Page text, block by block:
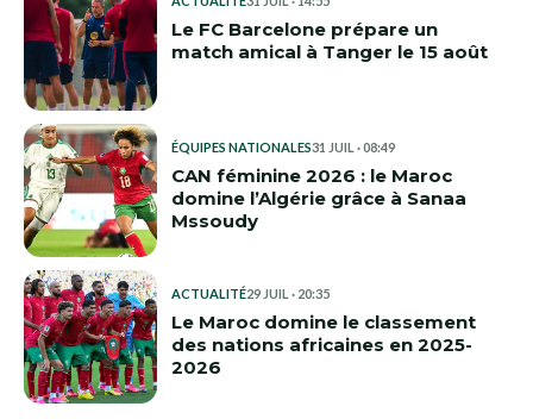
Le FC Barcelone prépare un
match amical à Tanger le 15 août
ÉQUIPES NATIONALES31 JUIL · 08:49
CAN féminine 2026 : le Maroc
domine l’Algérie grâce à Sanaa
Mssoudy
ACTUALITÉ29 JUIL · 20:35
Le Maroc domine le classement
des nations africaines en 2025-
2026